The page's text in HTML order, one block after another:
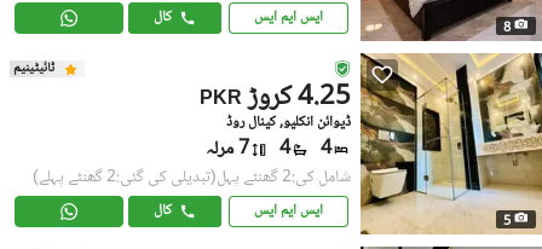
8 ایس ایم ایس کال
5
ٹائیٹینیم
PKR 4.25 کروڑ
ڈیوائن انکلیو, کینال روڈ
4
4 7 مرلہ
شامل کی:2 گھنٹے پہل (تبدیلی کی گئی:2 گھنٹے پہلے)
ایس ایم ایس کال